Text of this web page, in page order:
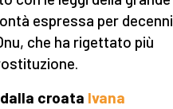
espressa per decenni
che ha rigettato più
croata Ivana